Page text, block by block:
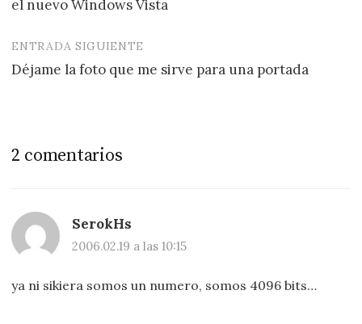
el nuevo Windows Vista
ENTRADA SIGUIENTE
Déjame la foto que me sirve para una portada
2 comentarios
SerokHs
2006.02.19 a las 10:15
ya ni sikiera somos un numero, somos 4096 bits…